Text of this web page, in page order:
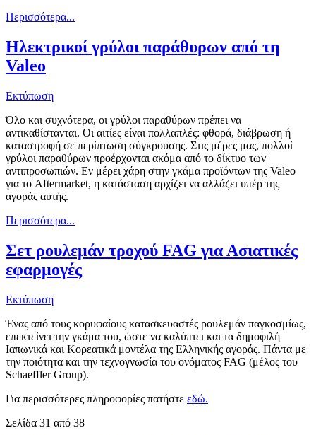
Περισσότερα...
Ηλεκτρικοί γρύλοι παράθυρων από τη
Valeo
Εκτύπωση
Όλο και συχνότερα, οι γρύλοι παραθύρων πρέπει να
αντικαθίστανται. Οι αιτίες είναι πολλαπλές: φθορά, διάβρωση ή
καταστροφή σε περίπτωση σύγκρουσης. Στις μέρες μας, πολλοί
γρύλοι παραθύρων προέρχονται ακόμα από το δίκτυο των
αντιπροσωπιών. Εν μέρει χάρη στην γκάμα προϊόντων της Valeo
για το Aftermarket, η κατάσταση αρχίζει να αλλάζει υπέρ της
αγοράς αυτής.
Περισσότερα...
Σετ ρουλεμάν τροχού FAG για Ασιατικές
εφαρμογές
Εκτύπωση
Ένας από τους κορυφαίους κατασκευαστές ρουλεμάν παγκοσμίως,
επεκτείνει την γκάμα του, ώστε να καλύπτει και τα δημοφιλή
Ιαπωνικά και Κορεατικά μοντέλα της Ελληνικής αγοράς. Πάντα με
την ποιότητα και την τεχνογνωσία του ονόματος FAG (μέλος του
Schaeffler Group).
Για περισσότερες πληροφορίες πατήστε εδώ.
Σελίδα 31 από 38